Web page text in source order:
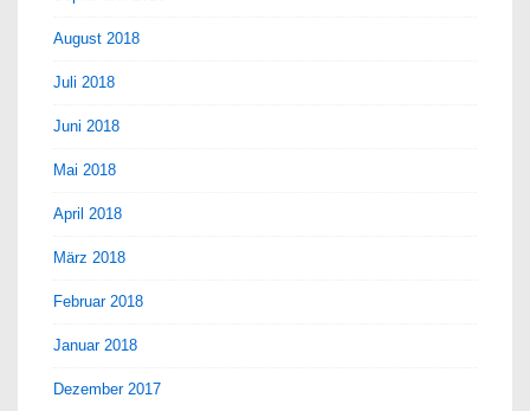
August 2018
Juli 2018
Juni 2018
Mai 2018
April 2018
März 2018
Februar 2018
Januar 2018
Dezember 2017